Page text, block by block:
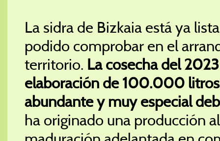
La sidra de Bizkaia está ya
podido comprobar en el
territorio. La cosecha del
elaboración de 100.000 litros
abundante y muy especial
ha originado una producción